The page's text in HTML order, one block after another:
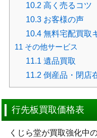
10.2 高く売るコツ
10.3お客様の声
10.4無料宅配買取
11その他サービス
11.1 遺品買取
11.2 倒産品・閉店
行先板買取価格表
くじら堂が買取強化中